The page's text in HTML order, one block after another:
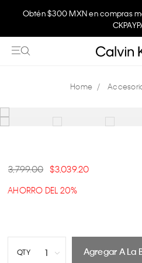
Obtén $300 MXN en compras
3,799.00 3,039.20
AHORRO DEL 20%
QTY 1 Agregar A La